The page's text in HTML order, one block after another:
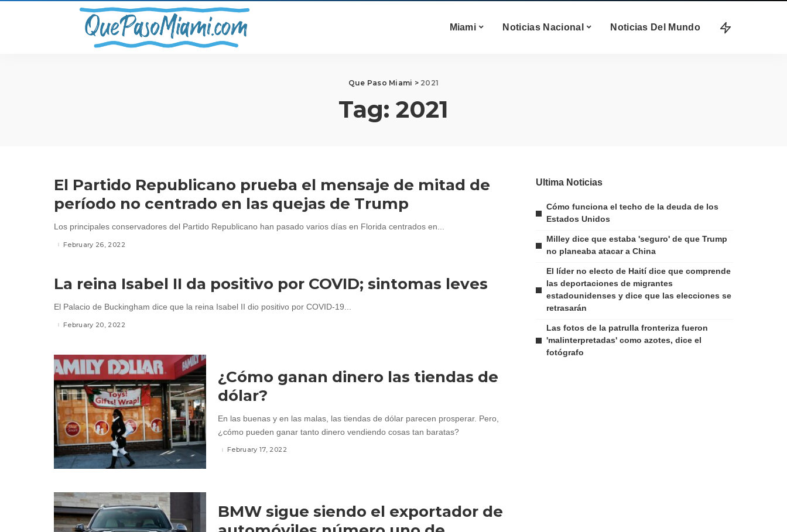
Miami Noticias Nacional Noticias Del Mundo
Que Paso Miami > 2021
Tag: 2021
El Partido Republicano prueba el mensaje de mitad de
período no centrado en las quejas de Trump
Los principales conservadores del Partido Republicano han pasado varios días en Florida centrados en...
February 26, 2022
La reina Isabel II da positivo por COVID; sintomas leves
El Palacio de Buckingham dice que la reina Isabel II dio positivo por COVID-19...
February 20, 2022
¿Cómo ganan dinero las tiendas de
dólar?
En las buenas y en las malas, las tiendas de dólar parecen prosperar. Pero,
¿cómo pueden ganar tanto dinero vendiendo cosas tan baratas?
February 17, 2022
BMW sigue siendo el exportador de
Ultima Noticias
Cómo funciona el techo de la deuda de los
Estados Unidos
Milley dice que estaba 'seguro' de que Trump
no planeaba atacar a China
El líder no electo de Haití dice que comprende
las deportaciones de migrantes
estadounidenses y dice que las elecciones se
retrasarán
Las fotos de la patrulla fronteriza fueron
'malinterpretadas' como azotes, dice el
fotógrafo